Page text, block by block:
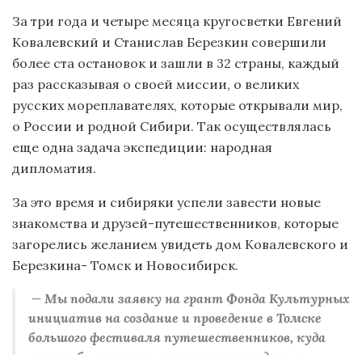
За три года и четыре месяца кругосветки Евгений
Ковалевский и Станислав Березкин совершили
более ста остановок и зашли в 32 страны, каждый
раз рассказывая о своей миссии, о великих
русских мореплавателях, которые открывали мир,
о России и родной Сибири. Так осуществлялась
еще одна задача экспедиции: народная
дипломатия.
За это время и сибиряки успели завести новые
знакомства и друзей-путешественников, которые
загорелись желанием увидеть дом Ковалевского и
Березкина- Томск и Новосибирск.
— Мы подали заявку на грант Фонда Культурных
инициатив на создание и проведение в Томске
большого фестиваля путешественников, куда